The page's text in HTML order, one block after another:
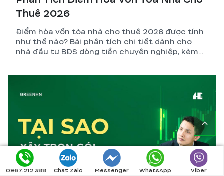
Thuê 2026
Điểm hòa vốn tòa nhà cho thuê 2026 được tính
như thế nào? Bài phân tích chi tiết dành cho
nhà đầu tư BĐS dòng tiền chuyên nghiệp, kèm
0967.212.388 Chat Zalo Messenger WhatsApp Viber